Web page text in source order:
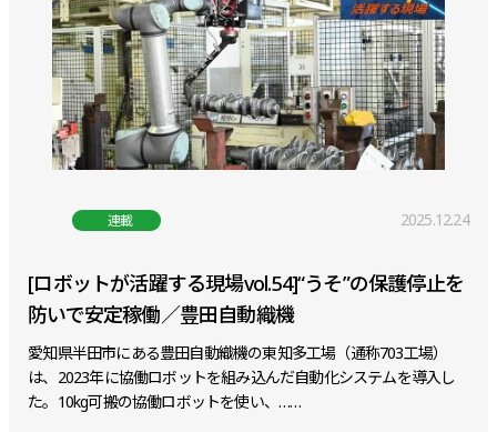
連載 2025.12.24
[ロボットが活躍する現場vol.54]“うそ”の保護停止を
防いで安定稼働／豊田自動織機
愛知県半田市にある豊田自動織機の東知多工場（通称703工場）
は、2023年に協働ロボットを組み込んだ自動化システムを導入し
た。10kg可搬の協働ロボットを使い、……